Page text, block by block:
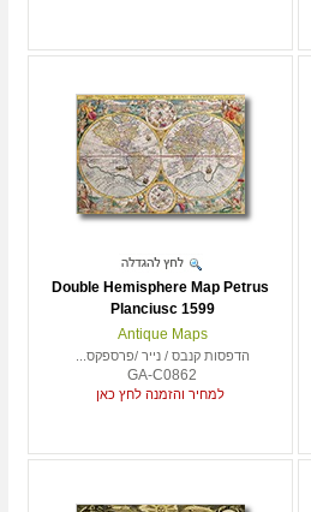
Double Hemisphere Map Petrus
Planciusc 1599
Antique Maps
הדפסות קנבס / נייר /פרספקס...
GA-C0862
למחיר והזמנה לחץ כאן